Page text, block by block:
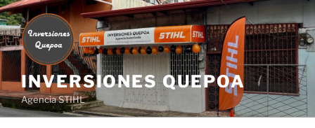
Skip
to
content
INVERSIONES QUEPOA
Agencia STIHL